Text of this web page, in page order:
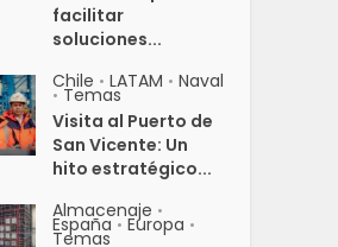
facilitar
soluciones...
Chile • LATAM • Naval
• Temas
Visita al Puerto de
San Vicente: Un
hito estratégico...
Almacenaje •
España • Europa •
Temas